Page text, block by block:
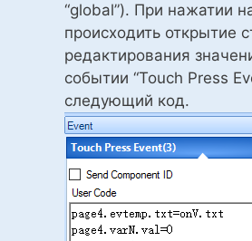
“global”). При нажатии
происходить открытие
редактирования
событии “Touch Press
следующий код.